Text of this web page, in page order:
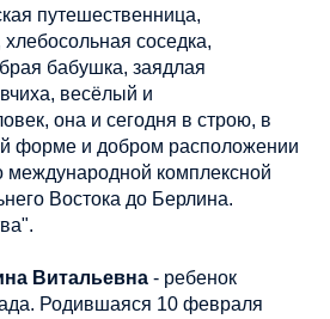
путешественница,
соседка,
бабушка, заядлая
весёлый и
она и сегодня в строю, в
форме и добром расположении
международной комплексной
Востока до Берлина.
Витальевна - ребенок
Родившаяся 10 февраля